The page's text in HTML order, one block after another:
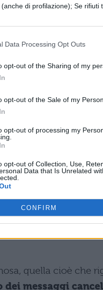
di profilazione); Se
Data Processing Opt Outs
opt-out of the Sharing of my
opt-out of the Sale of my
opt-out of processing my
opt-out of Collection, Use,
Data that Is Unrelated
CONFIRM
chatnon le state
nascondendo.
nascoste, ma in
chat
e si fa click su
sulla quale si
quella cioè che
dei messaggi